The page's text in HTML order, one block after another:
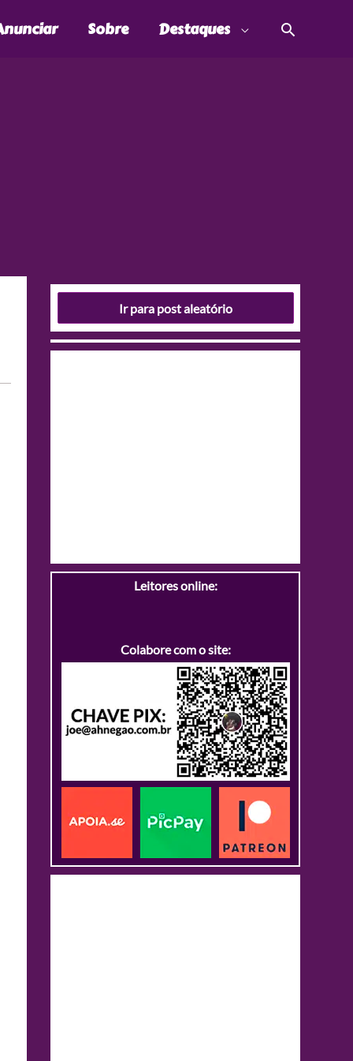
Sobre Destaques
Ir para post aleatório
Leitores online:
Colabore com o site: